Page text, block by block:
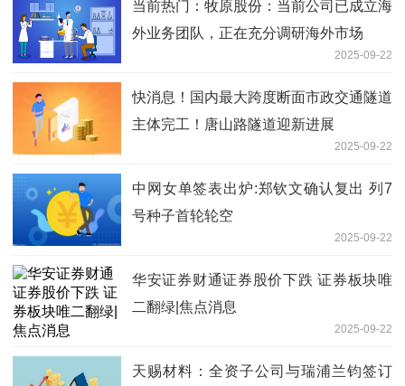
当前热门：牧原股份：当前公司已成立海
外业务团队，正在充分调研海外市场
2025-09-22
快消息！国内最大跨度断面市政交通隧道
主体完工！唐山路隧道迎新进展
2025-09-22
中网女单签表出炉:郑钦文确认复出 列7
号种子首轮轮空
2025-09-22
华安证券财通证券股价下跌 证券板块唯
二翻绿|焦点消息
2025-09-22
天赐材料：全资子公司与瑞浦兰钧签订